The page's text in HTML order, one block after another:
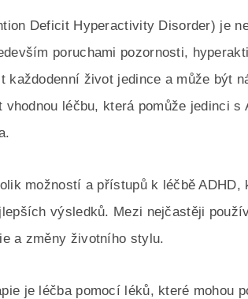
Deficit Hyperactivity Disorder) je
poruchami pozornosti,
každodenní život jedince a může být
vhodnou léčbu, která pomůže jedinci
možností a přístupů k léčbě ADHD,
výsledků. Mezi nejčastěji
a změny životního stylu.
je léčba pomocí léků, které mohou